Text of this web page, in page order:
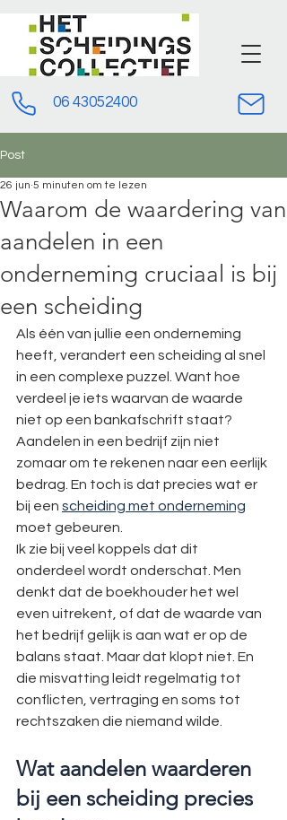
06 43052400
Post
Waarom de waardering van
aandelen in een
onderneming cruciaal is bij
een scheiding
26 jun 5 minuten om te lezen
Als één van jullie een onderneming
heeft, verandert een scheiding al snel
in een complexe puzzel. Want hoe
verdeel je iets waarvan de waarde
niet op een bankafschrift staat?
Aandelen in een bedrijf zijn niet
zomaar om te rekenen naar een eerlijk
bedrag. En toch is dat precies wat er
bij een scheiding met onderneming
moet gebeuren.
Ik zie bij veel koppels dat dit
onderdeel wordt onderschat. Men
denkt dat de boekhouder het wel
even uitrekent, of dat de waarde van
het bedrijf gelijk is aan wat er op de
balans staat. Maar dat klopt niet. En
die misvatting leidt regelmatig tot
conflicten, vertraging en soms tot
rechtszaken die niemand wilde.
Wat aandelen waarderen
bij een scheiding precies